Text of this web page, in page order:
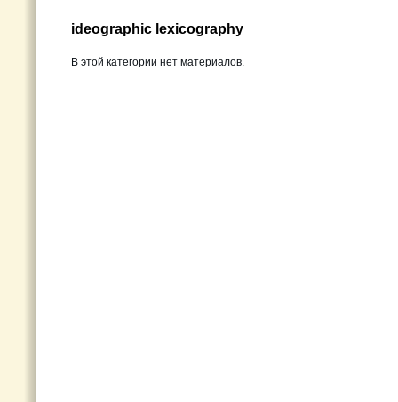
ideographic lexicography
В этой категории нет материалов.